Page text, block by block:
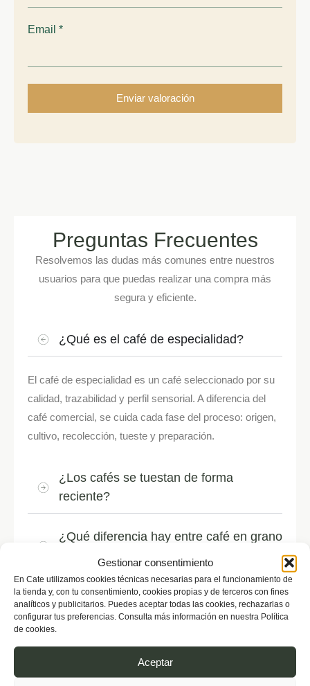
Gestionar consentimiento
En Cate utilizamos cookies técnicas necesarias para el funcionamiento de
la tienda y, con tu consentimiento, cookies propias y de terceros con fines
analíticos y publicitarios. Puedes aceptar todas las cookies, rechazarlas o
configurar tus preferencias. Consulta más información en nuestra Política
de cookies.
Aceptar
Email *
Preguntas Frecuentes
Resolvemos las dudas más comunes entre nuestros
usuarios para que puedas realizar una compra más
segura y eficiente.
¿Qué es el café de especialidad?
El café de especialidad es un café seleccionado por su
calidad, trazabilidad y perfil sensorial. A diferencia del
café comercial, se cuida cada fase del proceso: origen,
cultivo, recolección, tueste y preparación.
¿Los cafés se tuestan de forma
reciente?
¿Qué diferencia hay entre café en grano
y café molido?
¿Puedo elegir el tipo de molienda?